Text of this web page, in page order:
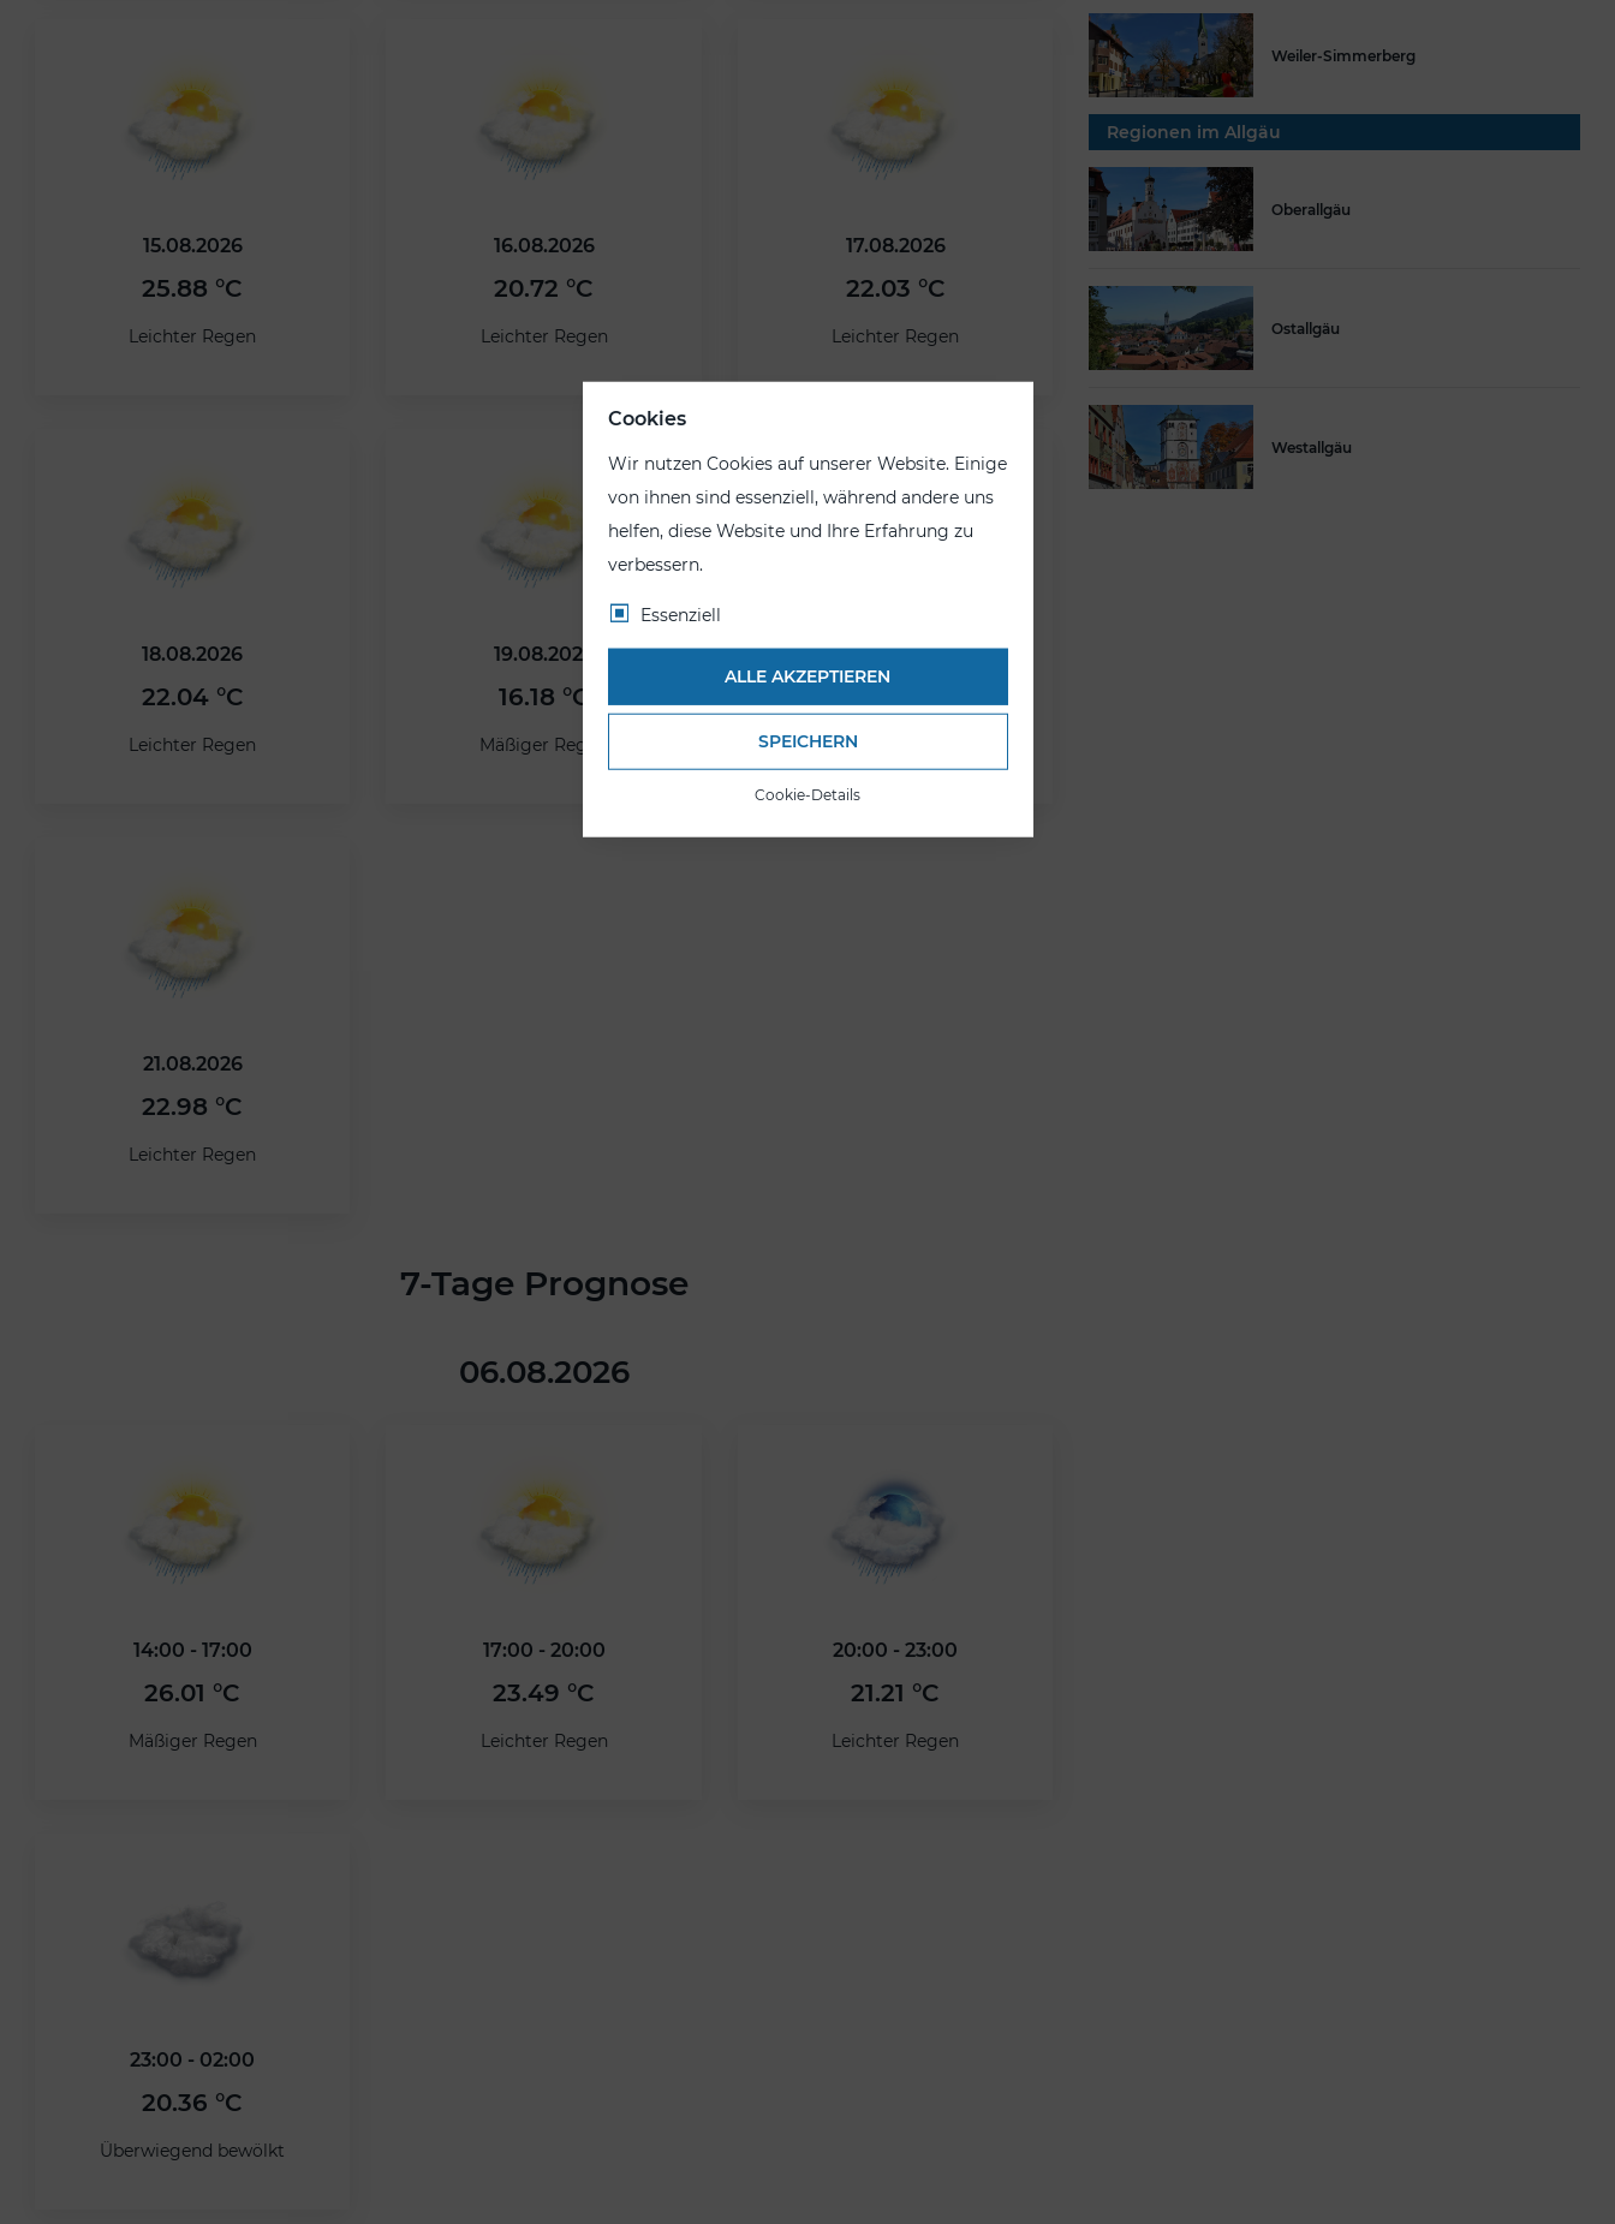
15.08.2026
25.88 °C
Leichter Regen
16.08.2026
20.72 °C
Leichter Regen
17.08.2026
22.03 °C
Leichter Regen
18.08.2026
22.04 °C
Leichter Regen
19.08.2026
16.18 °C
Mäßiger Regen
20.08.2026
Ein paar Wolken
21.08.2026
22.98 °C
Leichter Regen
7-Tage Prognose
06.08.2026
14:00 - 17:00
26.01 °C
Mäßiger Regen
17:00 - 20:00
23.49 °C
Leichter Regen
20:00 - 23:00
21.21 °C
Leichter Regen
23:00 - 02:00
20.36 °C
Überwiegend bewölkt
Weiler-Simmerberg
Regionen im Allgäu
Oberallgäu
Ostallgäu
Westallgäu
Cookies
Wir nutzen Cookies auf unserer Website. Einige
von ihnen sind essenziell, während andere uns
helfen, diese Website und Ihre Erfahrung zu
verbessern.
Essenziell
ALLE AKZEPTIEREN
SPEICHERN
Cookie-Details